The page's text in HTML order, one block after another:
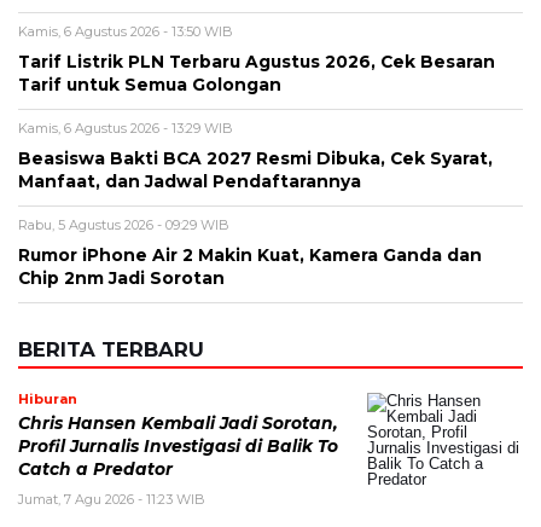
Kamis, 6 Agustus 2026 - 13:50 WIB
Tarif Listrik PLN Terbaru Agustus 2026, Cek Besaran
Tarif untuk Semua Golongan
Kamis, 6 Agustus 2026 - 13:29 WIB
Beasiswa Bakti BCA 2027 Resmi Dibuka, Cek Syarat,
Manfaat, dan Jadwal Pendaftarannya
Rabu, 5 Agustus 2026 - 09:29 WIB
Rumor iPhone Air 2 Makin Kuat, Kamera Ganda dan
Chip 2nm Jadi Sorotan
BERITA TERBARU
Hiburan
Chris Hansen Kembali Jadi Sorotan,
Profil Jurnalis Investigasi di Balik To
Catch a Predator
Jumat, 7 Agu 2026 - 11:23 WIB